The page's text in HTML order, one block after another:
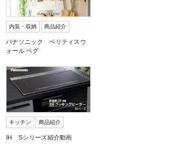
内装・収納 商品紹介
パナソニック ベリティスウ
ォール ペグ
キッチン 商品紹介
IH Sシリーズ紹介動画